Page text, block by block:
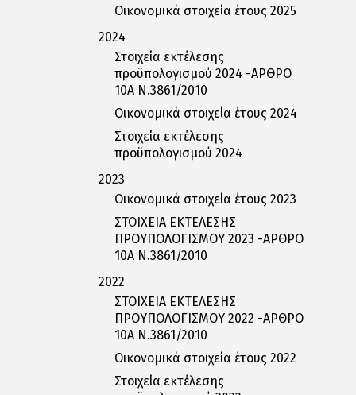
Οικονομικά στοιχεία έτους 2025
2024
Στοιχεία εκτέλεσης
προϋπολογισμού 2024 -ΑΡΘΡΟ
10Α Ν.3861/2010
Οικονομικά στοιχεία έτους 2024
Στοιχεία εκτέλεσης
προϋπολογισμού 2024
2023
Οικονομικά στοιχεία έτους 2023
ΣΤΟΙΧΕΙΑ ΕΚΤΕΛΕΣΗΣ
ΠΡΟΥΠΟΛΟΓΙΣΜΟΥ 2023 -ΑΡΘΡΟ
10Α Ν.3861/2010
2022
ΣΤΟΙΧΕΙΑ ΕΚΤΕΛΕΣΗΣ
ΠΡΟΥΠΟΛΟΓΙΣΜΟΥ 2022 -ΑΡΘΡΟ
10Α Ν.3861/2010
Οικονομικά στοιχεία έτους 2022
Στοιχεία εκτέλεσης